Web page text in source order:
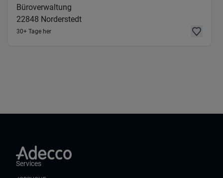
Büroverwaltung
22848 Norderstedt
30+ Tage her
Services